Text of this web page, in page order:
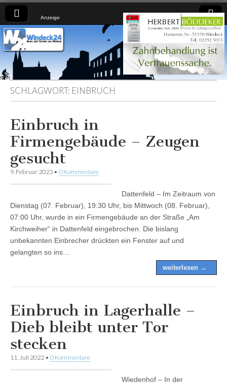
Anzeige
Windeck24
Nachrichten
aus dem
Ländchen
für das
Ländchen
SCHLAGWORT: EINBRUCH
Einbruch in
Firmengebäude – Zeugen
gesucht
9. Februar 2023 • 0 Kommentare
Dattenfeld – Im Zeitraum von
Dienstag (07. Februar), 19:30 Uhr, bis Mittwoch (08. Februar),
07:00 Uhr, wurde in ein Firmengebäude an der Straße „Am
Kirchweiher“ in Dattenfeld eingebrochen. Die bislang
unbekannten Einbrecher drückten ein Fenster auf und
gelangten so ins…
weiterlesen →
Einbruch in Lagerhalle –
Dieb bleibt unter Tor
stecken
11. Juli 2022 • 0 Kommentare
Wiedenhof – In der